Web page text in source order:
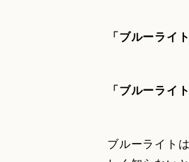
「ブルーライ
「ブルーライ
ブルーライト